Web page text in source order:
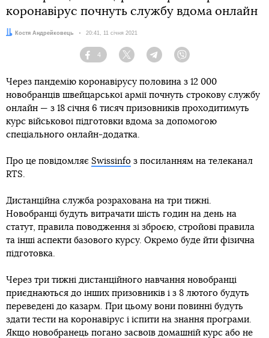
коронавірус почнуть службу вдома онлайн
Автор:Костя Андрейковець Дата:
20:41, 11 січня 2021
Facebook
4
Twitter TelegramViber
Через пандемію коронавірусу половина з 12 000
новобранців швейцарської армії почнуть строкову службу
онлайн — з 18 січня 6 тисяч призовників проходитимуть
курс військової підготовки вдома за допомогою
спеціального онлайн-додатка.
Про це повідомляє Swissinfo з посиланням на телеканал
RTS.
Дистанційна служба розрахована на три тижні.
Новобранці будуть витрачати шість годин на день на
статут, правила поводження зі зброєю, стройові правила
та інші аспекти базового курсу. Окремо буде йти фізична
підготовка.
Через три тижні дистанційного навчання новобранці
приєднаються до інших призовників і з 8 лютого будуть
переведені до казарм. При цьому вони повинні будуть
здати тести на коронавірус і іспити на знання програми.
Якщо новобранець погано засвоїв домашній курс або не